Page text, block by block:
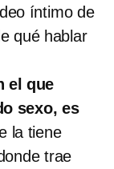
íntimo de
qué hablar
el que
sexo, es
la tiene
trae